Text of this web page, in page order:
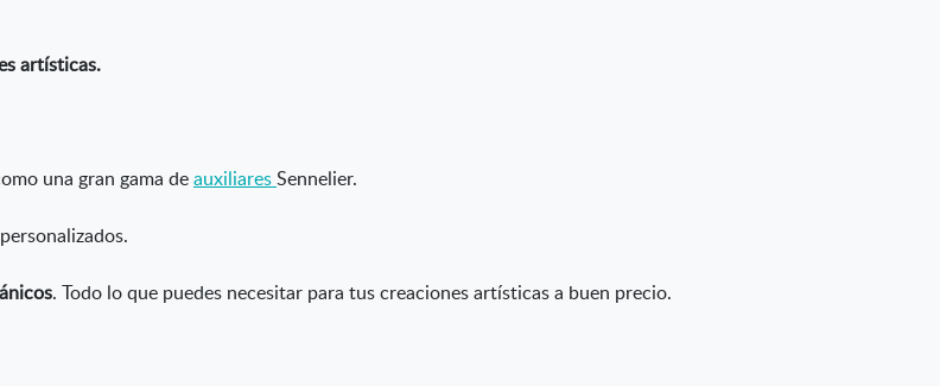
artísticas.
una gran gama deauxiliaresSennelier.
. Todo lo que puedes necesitar para tus creaciones artísticas a buen precio.